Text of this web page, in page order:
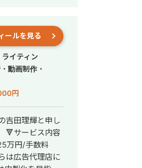
の子会社に
などを経験 ・副
で利益8倍を達
％以上の業績
ールを見る
イティン
動画制作・
円
吉田理輝と申し
万円/手数料